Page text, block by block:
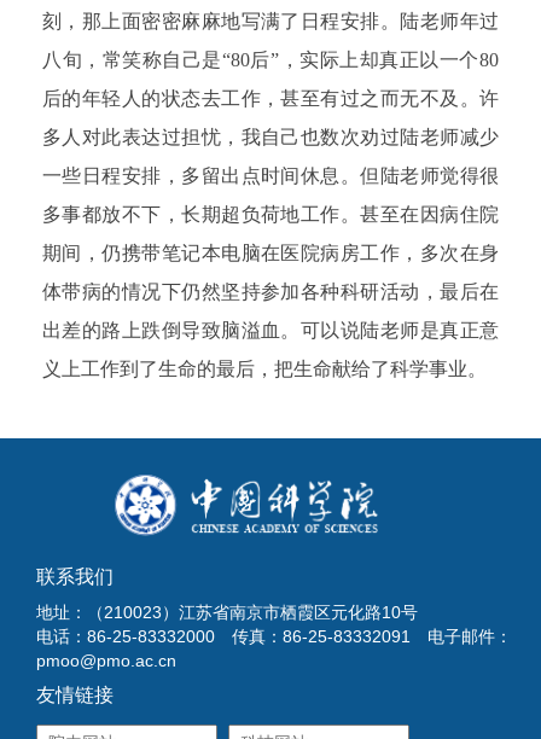
刻，那上面密密麻麻地写满了日程安排。陆老师年过
八旬，常笑称自己是“80后”，实际上却真正以一个80
后的年轻人的状态去工作，甚至有过之而无不及。许
多人对此表达过担忧，我自己也数次劝过陆老师减少
一些日程安排，多留出点时间休息。但陆老师觉得很
多事都放不下，长期超负荷地工作。甚至在因病住院
期间，仍携带笔记本电脑在医院病房工作，多次在身
体带病的情况下仍然坚持参加各种科研活动，最后在
出差的路上跌倒导致脑溢血。可以说陆老师是真正意
义上工作到了生命的最后，把生命献给了科学事业。
联系我们
地址：（210023）江苏省南京市栖霞区元化路10号
电话：86-25-83332000 传真：86-25-83332091 电子邮件：
pmoo@pmo.ac.cn
友情链接